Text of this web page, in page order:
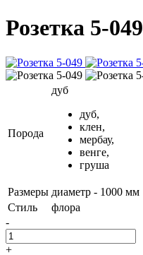
Розетка 5-049
Порода
дуб
дуб,
клен,
мербау,
венге,
груша
Размеры диаметр - 1000 мм
Стиль
флора
-
+